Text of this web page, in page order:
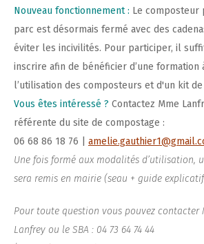
Nouveau fonctionnement : Le composteur
parc est désormais fermé avec des
éviter les incivilités. Pour participer, il
inscrire afin de bénéficier d’une formation
l’utilisation des composteurs et d'un kit
Vous êtes intéressé ? Contactez Mme
référente du site de compostage :
06 68 86 18 76 |
Une fois formé aux modalités d’utilisation,
sera remis en mairie (seau + guide
Pour toute question vous pouvez contacter
Lanfrey ou le SBA : 04 73 64 74 44